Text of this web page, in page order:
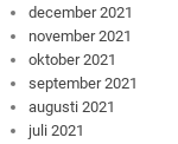
december 2021
november 2021
oktober 2021
september 2021
augusti 2021
juli 2021